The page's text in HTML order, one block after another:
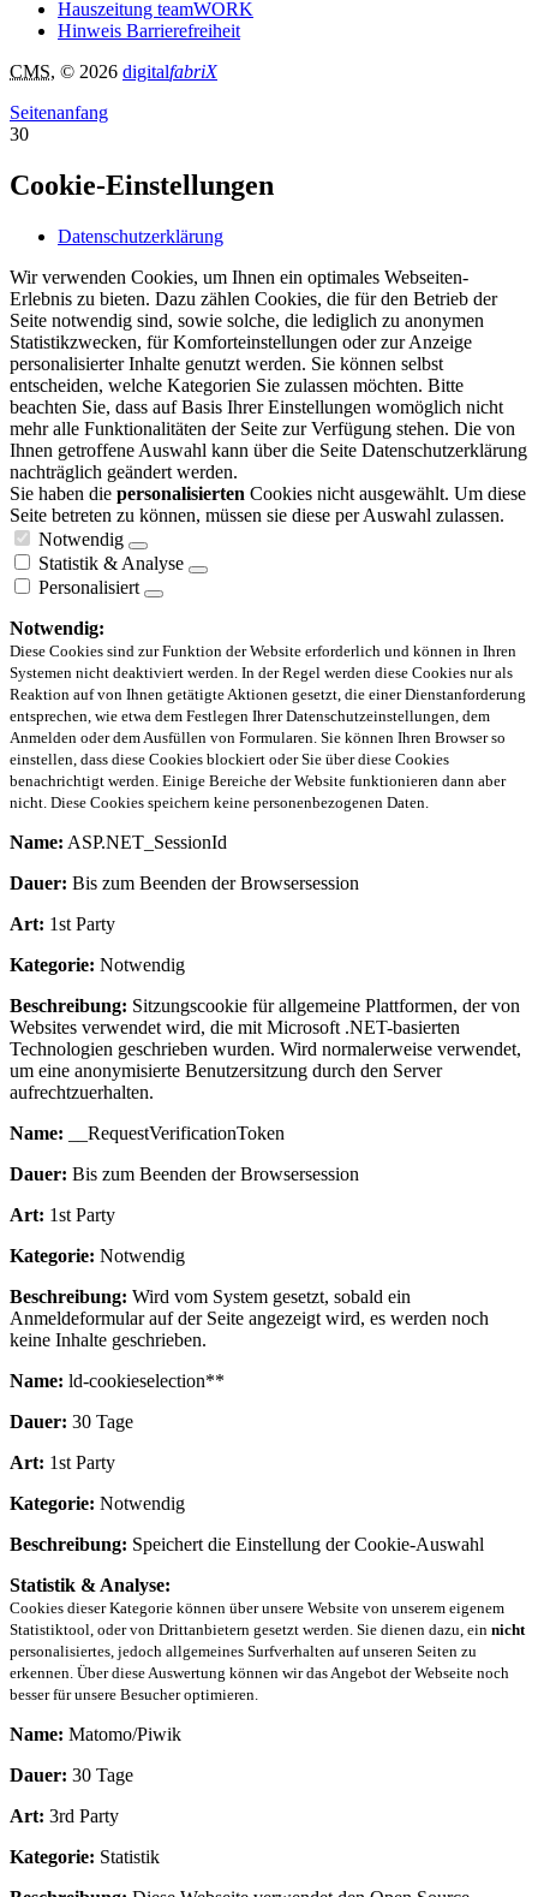
Hauszeitung teamWORK
Hinweis Barrierefreiheit
CMS, © 2026 digitalfabriX
Seitenanfang
30
Cookie-Einstellungen
Datenschutzerklärung
Wir verwenden Cookies, um Ihnen ein optimales Webseiten-
Erlebnis zu bieten. Dazu zählen Cookies, die für den Betrieb der
Seite notwendig sind, sowie solche, die lediglich zu anonymen
Statistikzwecken, für Komforteinstellungen oder zur Anzeige
personalisierter Inhalte genutzt werden. Sie können selbst
entscheiden, welche Kategorien Sie zulassen möchten. Bitte
beachten Sie, dass auf Basis Ihrer Einstellungen womöglich nicht
mehr alle Funktionalitäten der Seite zur Verfügung stehen. Die von
Ihnen getroffene Auswahl kann über die Seite Datenschutzerklärung
nachträglich geändert werden.
Sie haben die personalisierten Cookies nicht ausgewählt. Um diese
Seite betreten zu können, müssen sie diese per Auswahl zulassen.
Notwendig
Statistik & Analyse
Personalisiert
Notwendig:
Diese Cookies sind zur Funktion der Website erforderlich und können in Ihren
Systemen nicht deaktiviert werden. In der Regel werden diese Cookies nur als
Reaktion auf von Ihnen getätigte Aktionen gesetzt, die einer Dienstanforderung
entsprechen, wie etwa dem Festlegen Ihrer Datenschutzeinstellungen, dem
Anmelden oder dem Ausfüllen von Formularen. Sie können Ihren Browser so
einstellen, dass diese Cookies blockiert oder Sie über diese Cookies
benachrichtigt werden. Einige Bereiche der Website funktionieren dann aber
nicht. Diese Cookies speichern keine personenbezogenen Daten.
Name: ASP.NET_SessionId
Dauer: Bis zum Beenden der Browsersession
Art: 1st Party
Kategorie: Notwendig
Beschreibung: Sitzungscookie für allgemeine Plattformen, der von
Websites verwendet wird, die mit Microsoft .NET-basierten
Technologien geschrieben wurden. Wird normalerweise verwendet,
um eine anonymisierte Benutzersitzung durch den Server
aufrechtzuerhalten.
Name: __RequestVerificationToken
Dauer: Bis zum Beenden der Browsersession
Art: 1st Party
Kategorie: Notwendig
Beschreibung: Wird vom System gesetzt, sobald ein
Anmeldeformular auf der Seite angezeigt wird, es werden noch
keine Inhalte geschrieben.
Name: ld-cookieselection**
Dauer: 30 Tage
Art: 1st Party
Kategorie: Notwendig
Beschreibung: Speichert die Einstellung der Cookie-Auswahl
Statistik & Analyse:
Cookies dieser Kategorie können über unsere Website von unserem eigenem
Statistiktool, oder von Drittanbietern gesetzt werden. Sie dienen dazu, ein nicht
personalisiertes, jedoch allgemeines Surfverhalten auf unseren Seiten zu
erkennen. Über diese Auswertung können wir das Angebot der Webseite noch
besser für unsere Besucher optimieren.
Name: Matomo/Piwik
Dauer: 30 Tage
Art: 3rd Party
Kategorie: Statistik